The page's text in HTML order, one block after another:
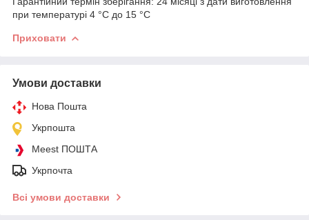
при температурі 4 °С до 15 °С
Приховати
Умови доставки
Нова Пошта
Укрпошта
Meest ПОШТА
Укрпочта
Всі умови доставки